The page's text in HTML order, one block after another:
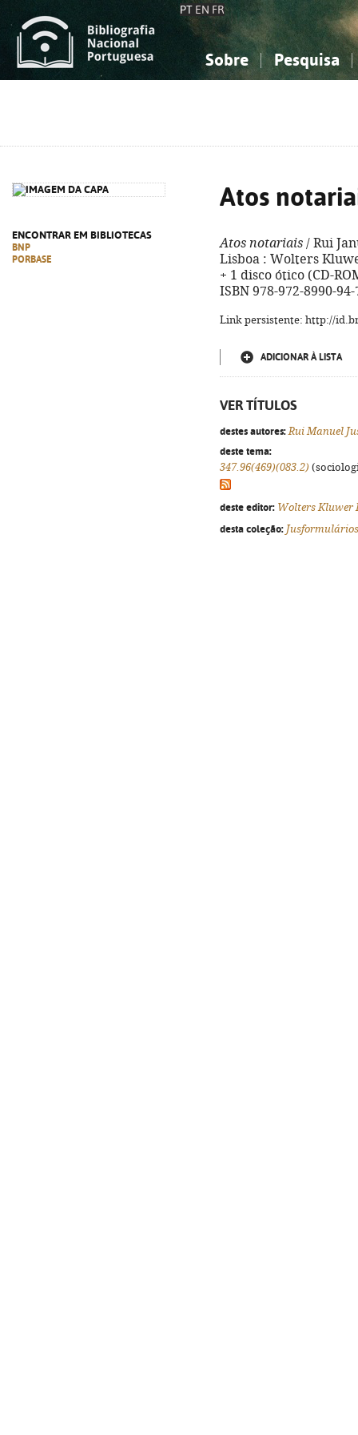
PT EN FR
Sobre Pesquisa
ENCONTRAR EM BIBLIOTECAS
BNP
PORBASE
Atos
Atos notariais / Rui
Lisboa : Wolters
+ 1 disco ótico (CD-
ISBN 978-972-8990-94-
Link persistente: http://
ADICIONAR À LISTA
VER TÍTULOS
destes autores: Rui Manuel
deste tema:
347.96(469)(083.2)
deste editor: Wolters Kluwer
desta coleção: Jusformulários